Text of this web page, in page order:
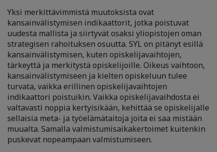
Yksi merkittävimmistä muutoksista ovat
kansainvälistymisen indikaattorit, jotka poistuvat
uudesta mallista ja siirtyvät osaksi yliopistojen oman
strategisen rahoituksen osuutta. SYL on pitänyt esillä
kansainvälistymisen, kuten opiskelijavaihtojen,
tärkeyttä ja merkitystä opiskelijoille. Oikeus vaihtoon,
kansainvälistymiseen ja kielten opiskeluun tulee
turvata, vaikka erillinen opiskelijavaihtojen
indikaattori poistuikin. Vaikka opiskelijavaihdosta ei
valtavasti noppia kertyisikään, kehittää se opiskelijalle
sellaisia meta- ja työelämätaitoja joita ei saa mistään
muualta. Samalla valmistumisaikakertoimet kuitenkin
puskevat nopeampaan valmistumiseen.